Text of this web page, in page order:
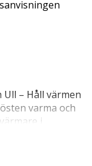
– Håll värmen
varma och
i
värmande ullen
vid amning och